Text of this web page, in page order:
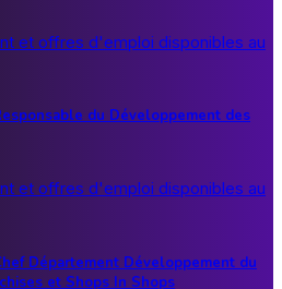
du Développement des
Département Développement du
et Shops In Shops